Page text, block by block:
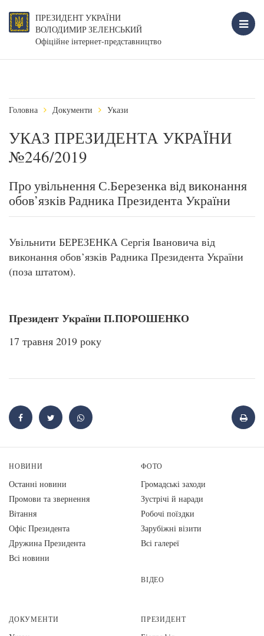
ПРЕЗИДЕНТ УКРАЇНИ
ВОЛОДИМИР ЗЕЛЕНСЬКИЙ
Офіційне інтернет-представництво
Головна Документи Укази
УКАЗ ПРЕЗИДЕНТА УКРАЇНИ
№246/2019
Про увільнення С.Березенка від виконання
обов’язків Радника Президента України
Увільнити БЕРЕЗЕНКА Сергія Івановича від
виконання обов’язків Радника Президента України
(поза штатом).
Президент України П.ПОРОШЕНКО
17 травня 2019 року
НОВИНИ
Останні новини
Промови та звернення
Вiтання
Офіс Президента
Дружина Президента
Всі новини
ФОТО
Громадські заходи
Зустрічі й наради
Робочі поїздки
Зарубіжні візити
Всі галереї
ВІДЕО
ДОКУМЕНТИ ПРЕЗИДЕНТ